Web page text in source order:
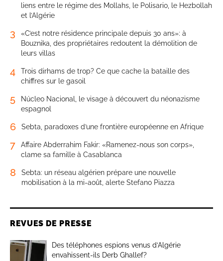
liens entre le régime des Mollahs, le Polisario, le Hezbollah
et l’Algérie
3
«C’est notre résidence principale depuis 30 ans»: à
Bouznika, des propriétaires redoutent la démolition de
leurs villas
4
Trois dirhams de trop? Ce que cache la bataille des
chiffres sur le gasoil
5
Núcleo Nacional, le visage à découvert du néonazisme
espagnol
6 Sebta, paradoxes d’une frontière européenne en Afrique
7
Affaire Abderrahim Fakir: «Ramenez-nous son corps»,
clame sa famille à Casablanca
8
Sebta: un réseau algérien prépare une nouvelle
mobilisation à la mi-août, alerte Stefano Piazza
REVUES DE PRESSE
Des téléphones espions venus d’Algérie
envahissent-ils Derb Ghallef?